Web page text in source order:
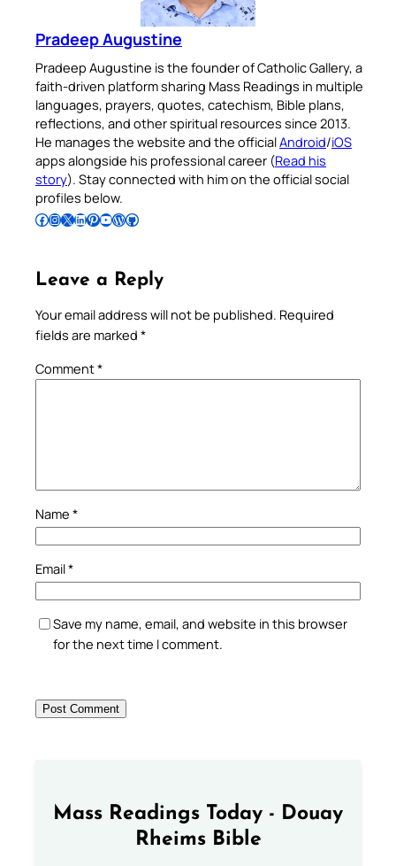
Pradeep Augustine
Pradeep Augustine is the founder of Catholic Gallery, a
faith-driven platform sharing Mass Readings in multiple
languages, prayers, quotes, catechism, Bible plans,
reflections, and other spiritual resources since 2013.
He manages the website and the officialAndroid/iOS
apps alongside his professional career (Read his
story). Stay connected with him on the official social
profiles below.
Follow Pradeep on Facebook Follow Pradeep on InstagramFollow Pradeep on X Follow Pradeep on LinkedIn Follow Pradeep on Pinterest Subscribe to Pradeep’s Youtube Channel Follow Pradeep on WordPress Follow Pradeep on GitHub
Leave a Reply
Your email address will not be published. Required
fields are marked *
Comment*
Name *
Email*
Save my name, email, and website in this browser
for the next time I comment.
Mass Readings Today - Douay
Rheims Bible